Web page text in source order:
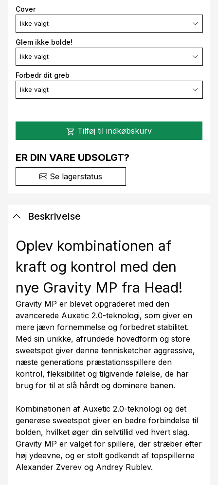
Cover
Ikke valgt
Glem ikke bolde!
Ikke valgt
Forbedr dit greb
Ikke valgt
shopping_cart Tilføj til indkøbskurv
ER DIN VARE UDSOLGT?
Se lagerstatus
Beskrivelse
Oplev kombinationen af
kraft og kontrol med den
nye Gravity MP fra Head!
Gravity MP er blevet opgraderet med den
avancerede Auxetic 2.0-teknologi, som giver en
mere jævn fornemmelse og forbedret stabilitet.
Med sin unikke, afrundede hovedform og store
sweetspot giver denne tennisketcher aggressive,
næste generations præstationsspillere den
kontrol, fleksibilitet og tilgivende følelse, de har
brug for til at slå hårdt og dominere banen.
Kombinationen af Auxetic 2.0-teknologi og det
generøse sweetspot giver en bedre forbindelse til
bolden, hvilket øger din selvtillid ved hvert slag.
Gravity MP er valget for spillere, der stræber efter
høj ydeevne, og er stolt godkendt af topspillerne
Alexander Zverev og Andrey Rublev.